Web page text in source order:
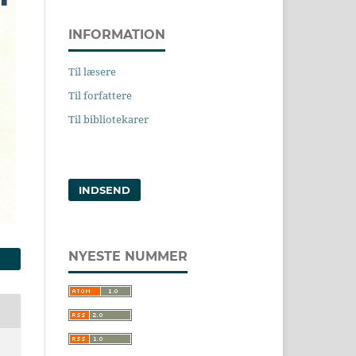
INFORMATION
Til læsere
Til forfattere
Til bibliotekarer
INDSEND
NYESTE NUMMER